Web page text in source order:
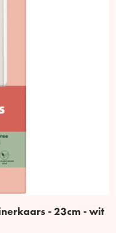
- 23cm - wit